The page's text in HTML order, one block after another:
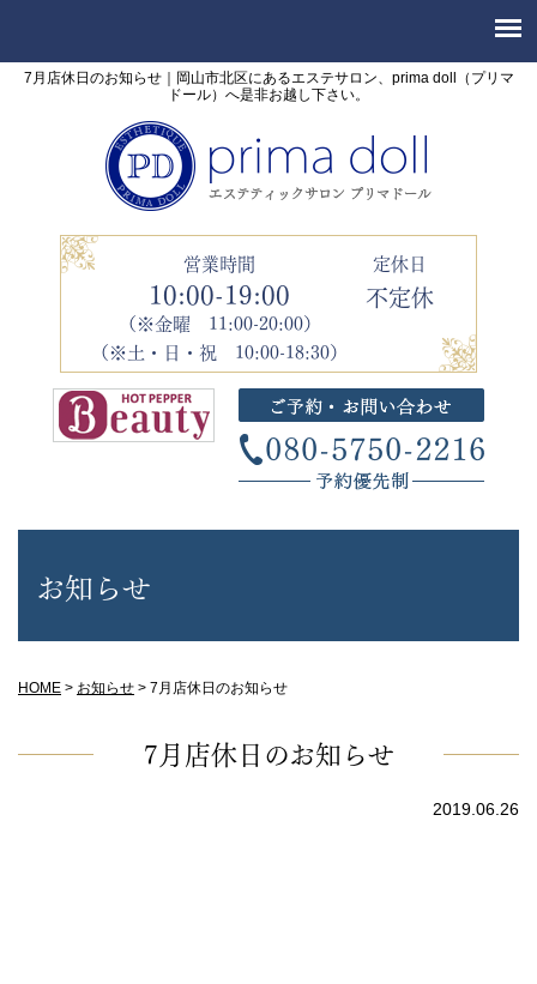
7月店休日のお知らせ｜岡山市北区にあるエステサロン、prima doll（プリマ
ドール）へ是非お越し下さい。
営業時間
10:00-19:00
（※金曜 11:00-20:00）
（※土・日・祝 10:00-18:30）
定休日
不定休
お知らせ
HOME > お知らせ > 7月店休日のお知らせ
7月店休日のお知らせ
2019.06.26